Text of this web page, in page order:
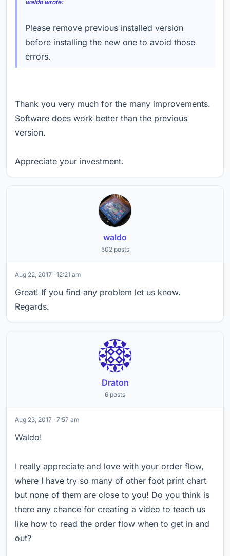
waldo wrote:
Please remove previous installed version
before installing the new one to avoid those
errors.
Thank you very much for the many improvements.
Software does work better than the previous
version.
Appreciate your investment.
waldo
502 posts
Aug 22, 2017 · 12:21 am
Great! If you find any problem let us know.
Regards.
Draton
6 posts
Aug 23, 2017 · 7:57 am
Waldo!
I really appreciate and love with your order flow,
where I have try so many of other foot print chart
but none of them are close to you! Do you think is
there any chance for creating a video to teach us
like how to read the order flow when to get in and
out?